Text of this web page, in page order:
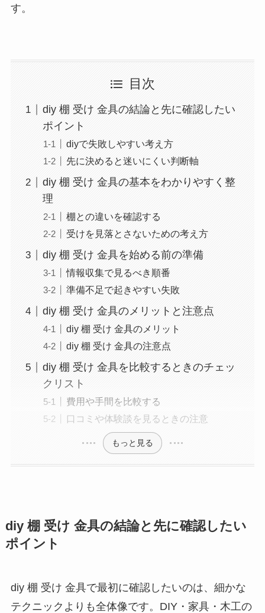
す。
目次
diy 棚 受け 金具の結論と先に確認したい
ポイント
diyで失敗しやすい考え方
先に決めると迷いにくい判断軸
diy 棚 受け 金具の基本をわかりやすく整
理
棚との違いを確認する
受けを見落とさないための考え方
diy 棚 受け 金具を始める前の準備
情報収集で見るべき順番
準備不足で起きやすい失敗
diy 棚 受け 金具のメリットと注意点
diy 棚 受け 金具のメリット
diy 棚 受け 金具の注意点
diy 棚 受け 金具を比較するときのチェッ
クリスト
費用や手間を比較する
口コミや体験談を見るときの注意
もっと見る
diy 棚 受け 金具の結論と先に確認したい
ポイント
diy 棚 受け 金具で最初に確認したいのは、細かな
テクニックよりも全体像です。DIY・家具・木工の